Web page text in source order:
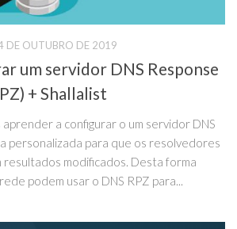
DE OUTUBRO DE 2019
um servidor DNS Response
+ Shallalist
a configurar o um servidor DNS
personalizada para que os resolvedores
modificados. Desta forma
podem usar o DNS RPZ para...